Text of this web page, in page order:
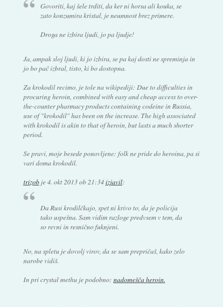
Govoriti, kaj šele trditi, da ker ni horsa ali kouka, se
zato konzumira kristal, je neumnost brez primere.
Droga ne izbira ljudi, jo pa ljudje!
Ja, ampak sloj ljudi, ki jo izbira, se pa kaj dosti ne spreminja in
jo bo pač izbral, tisto, ki bo dostopna.
Za krokodil recimo, je tole na wikipediji: Due to difficulties in
procuring heroin, combined with easy and cheap access to over-
the-counter pharmacy products containing codeine in Russia,
use of "krokodil" has been on the increase. The high associated
with krokodil is akin to that of heroin, but lasts a much shorter
period.
Se pravi, moje besede ponovljene: folk ne pride do heroina, pa si
vari doma krokodil.
trizobje4. okt 2013 ob 21:34izjavil:
Da Rusi krodilčkajo, spet ni krivo to, da je policija
tako uspešna. Sam vidim razloge predvsem v tem, da
so revni in resnično fuknjeni.
No, na spletu je dovolj virov, da se sam prepričaš, kako zelo
narobe vidiš.
In pri crystal methu je podobno: nadomešča heroin.